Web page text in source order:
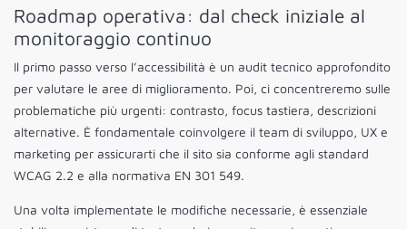
Roadmap operativa: dal check iniziale al
monitoraggio continuo
Il primo passo verso l’accessibilità è un audit tecnico approfondito
per valutare le aree di miglioramento. Poi, ci concentreremo sulle
problematiche più urgenti: contrasto, focus tastiera, descrizioni
alternative. È fondamentale coinvolgere il team di sviluppo, UX e
marketing per assicurarti che il sito sia conforme agli standard
WCAG 2.2 e alla normativa EN 301 549.
Una volta implementate le modifiche necessarie, è essenziale